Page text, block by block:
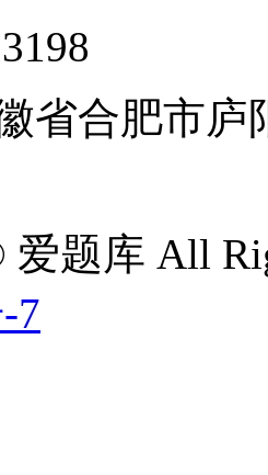
省合肥市
题库 All
7